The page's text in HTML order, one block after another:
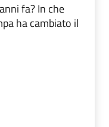
fa? In che
ha cambiato il